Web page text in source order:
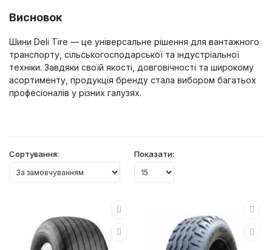
Висновок
Шини Deli Tire — це універсальне рішення для вантажного
транспорту, сільськогосподарської та індустріальної
техніки. Завдяки своїй якості, довговічності та широкому
асортименту, продукція бренду стала вибором багатьох
професіоналів у різних галузях.
Сортування: Показати: